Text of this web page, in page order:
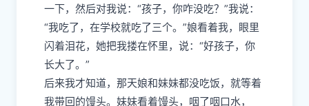
一下，然后对我说：“孩子，你咋没吃？”我说：
“我吃了，在学校就吃了三个。”娘看着我，眼里
闪着泪花，她把我搂在怀里，说：“好孩子，你
长大了。”
后来我才知道，那天娘和妹妹都没吃饭，就等着
我带回的馒头。妹妹看着馒头，咽了咽口水，